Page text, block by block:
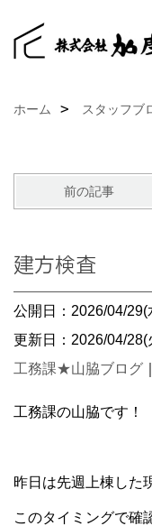
ホーム スタッフブ
前の記事
建方検査
公開日：2026/04/29(
更新日：2026/04/28(
工務課★山脇ブログ
工務課の山脇です！
昨日は先週上棟した
このタイミングで確